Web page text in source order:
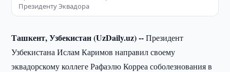
Президенту Эквадора
Ташкент, Узбекистан (UzDaily.uz) --Президент
Узбекистана Ислам Каримов направил своему
эквадорскому коллеге Рафаэлю Корреа соболезнования в